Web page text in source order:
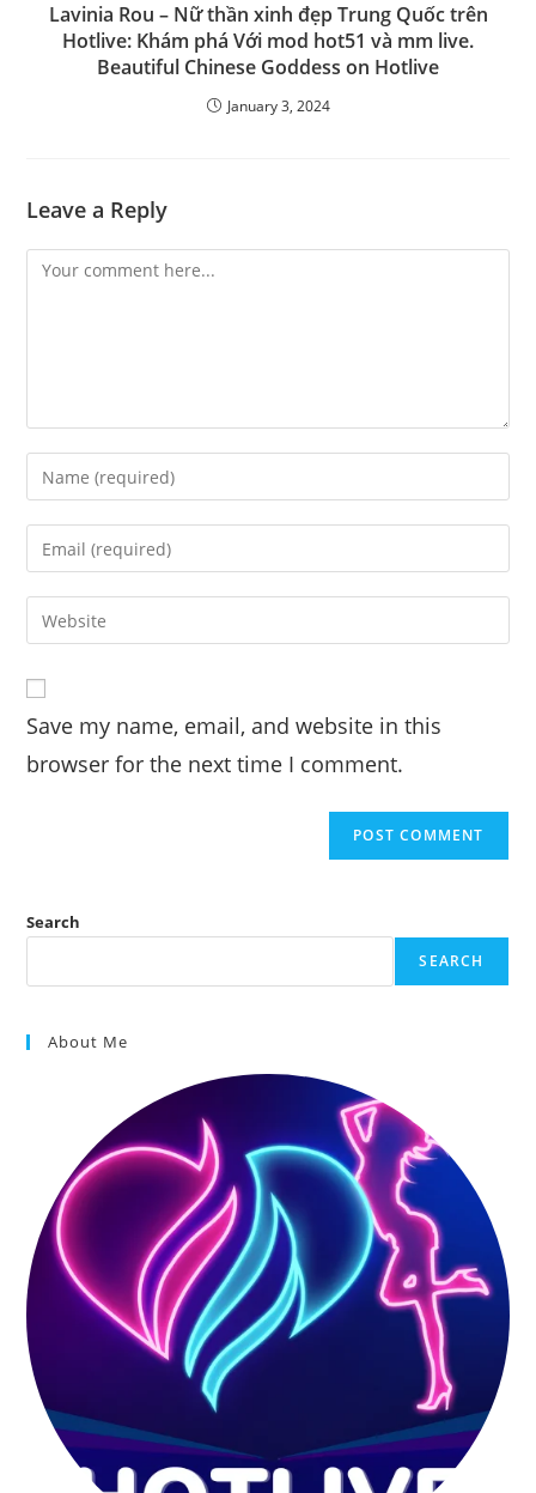
Lavinia Rou – Nữ thần xinh đẹp Trung Quốc trên
Hotlive: Khám phá Với mod hot51 và mm live.
Beautiful Chinese Goddess on Hotlive
January 3, 2024
Leave a Reply
Comment
Enter
your
name
comment
Enter
your
email
address
Enter
your
URL
(optional)
Save my name, email, and website in this
browser for the next time I comment.
Search
SEARCH
About Me